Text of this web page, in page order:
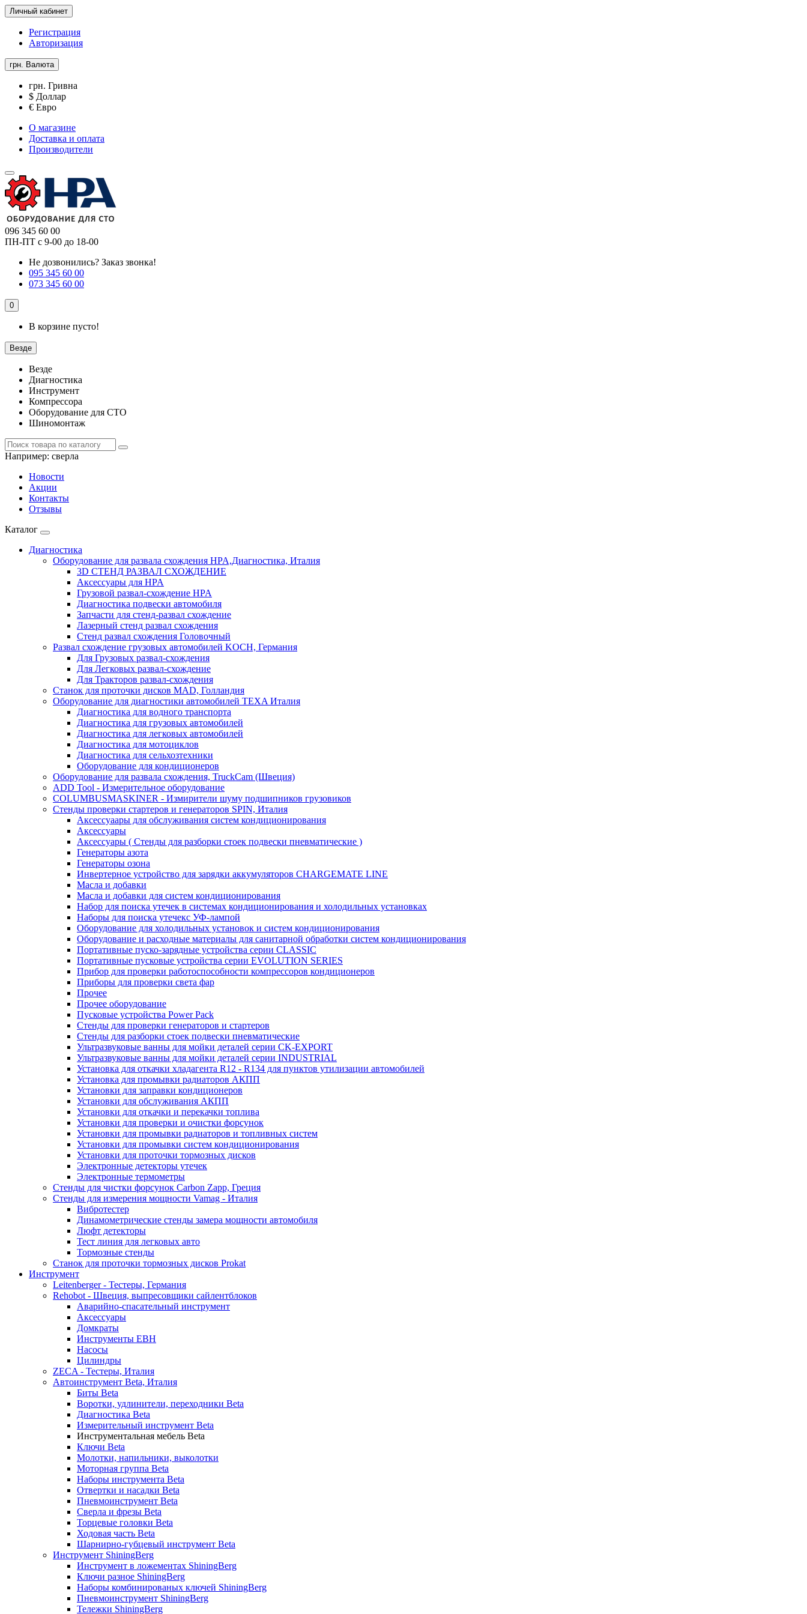
Личный кабинет
Регистрация
Авторизация
грн. Валюта
грн. Гривна
$ Доллар
€ Евро
О магазине
Доставка и оплата
Производители
096 345 60 00
ПН-ПТ с 9-00 до 18-00
Не дозвонились? Заказ звонка!
095 345 60 00
073 345 60 00
0
В корзине пусто!
Везде
Везде
Диагностика
Инструмент
Компрессора
Оборудование для СТО
Шиномонтаж
Например: сверла
Новости
Акции
Контакты
Отзывы
Каталог
Диагностика
Оборудование для развала схождения HPA,Диагностика, Италия
3D СТЕНД РАЗВАЛ СХОЖДЕНИЕ
Аксессуары для HPA
Грузовой развал-схождение HPA
Диагностика подвески автомобиля
Запчасти для стенд-развал схождение
Лазерный стенд развал схождения
Стенд развал схождения Головочный
Развал схождение грузовых автомобилей KOCH, Германия
Для Грузовых развал-схождения
Для Легковых развал-схождение
Для Тракторов развал-схождения
Станок для проточки дисков MAD, Голландия
Оборудование для диагностики автомобилей TEXA Италия
Диагностика для водного транспорта
Диагностика для грузовых автомобилей
Диагностика для легковых автомобилей
Диагностика для мотоциклов
Диагностика для сельхозтехники
Оборудование для кондиционеров
Оборудование для развала схождения, TruckCam (Швеция)
ADD Tool - Измерительное оборудование
COLUMBUSMASKINER - Измирители шуму подшипников грузовиков
Стенды проверки стартеров и генераторов SPIN, Италия
Аксессуаары для обслуживания систем кондиционирования
Аксессуары
Аксессуары ( Стенды для разборки стоек подвески пневматические )
Генераторы азота
Генераторы озона
Инвертерное устройство для зарядки аккумуляторов CHARGEMATE LINE
Масла и добавки
Масла и добавки для систем кондиционирования
Набор для поиска утечек в системах кондиционирования и холодильных установках
Наборы для поиска утечекс УФ-лампой
Оборудование для холодильных установок и систем кондиционирования
Оборудование и расходные материалы для санитарной обработки систем кондиционирования
Портативные пуско-зарядные устройства серии CLASSIC
Портативные пусковые устройства серии EVOLUTION SERIES
Прибор для проверки работоспособности компрессоров кондиционеров
Приборы для проверки света фар
Прочее
Прочее оборудование
Пусковые устройства Power Pack
Стенды для проверки генераторов и стартеров
Стенды для разборки стоек подвески пневматические
Ультразвуковые ванны для мойки деталей серии CK-EXPORT
Ультразвуковые ванны для мойки деталей серии INDUSTRIAL
Установка для откачки хладагента R12 - R134 для пунктов утилизации автомобилей
Установка для промывки радиаторов АКПП
Установки для заправки кондиционеров
Установки для обслуживания АКПП
Установки для откачки и перекачки топлива
Установки для проверки и очистки форсунок
Установки для промывки радиаторов и топливных систем
Установки для промывки систем кондиционирования
Установки для проточки тормозных дисков
Электронные детекторы утечек
Электронные термометры
Стенды для чистки форсунок Carbon Zapp, Греция
Стенды для измерения мощности Vamag - Италия
Вибротестер
Динамометрические стенды замера мощности автомобиля
Люфт детекторы
Тест линия для легковых авто
Тормозные стенды
Станок для проточки тормозных дисков Prokat
Инструмент
Leitenberger - Тестеры, Германия
Rehobot - Швеция, выпресовщики сайлентблоков
Аварийно-спасательный инструмент
Аксессуары
Домкраты
Инструменты EBH
Насосы
Цилиндры
ZECA - Тестеры, Италия
Автоинструмент Beta, Италия
Биты Beta
Воротки, удлинители, переходники Beta
Диагностика Beta
Измерительный инструмент Beta
Инструментальная мебель Beta
Ключи Beta
Молотки, напильники, выколотки
Моторная группа Beta
Наборы инструмента Beta
Отвертки и насадки Beta
Пневмоинструмент Beta
Сверла и фрезы Beta
Торцевые головки Beta
Ходовая часть Beta
Шарнирно-губцевый инструмент Beta
Инструмент ShiningBerg
Инструмент в ложементах ShiningBerg
Ключи разное ShiningBerg
Наборы комбинированых ключей ShiningBerg
Пневмоинструмент ShiningBerg
Тележки ShiningBerg